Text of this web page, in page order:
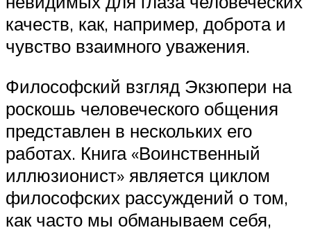
качеств, как, например, доброта и
чувство взаимного уважения.
Философский взгляд Экзюпери на
роскошь человеческого общения
представлен в нескольких его
работах. Книга «Воинственный
иллюзионист» является циклом
философских рассуждений о том,
как часто мы обманываем себя,